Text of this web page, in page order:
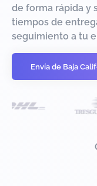
de forma rápida y
tiempos de
seguimiento a tu
Envía de Baja